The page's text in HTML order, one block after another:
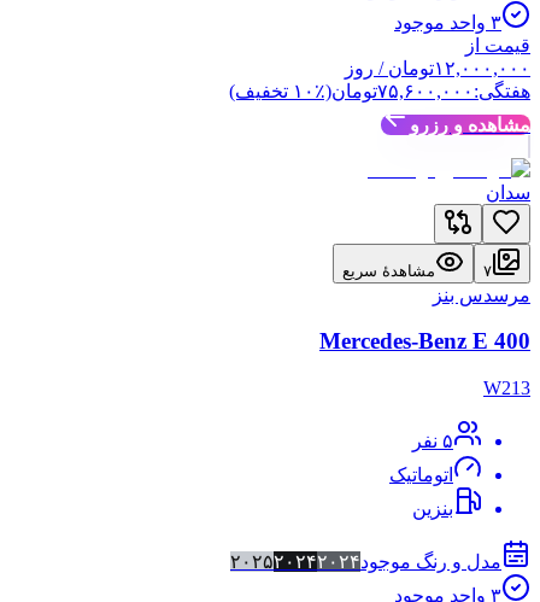
۳ واحد موجود
قیمت از
۱۲,۰۰۰,۰۰۰تومان / روز
هفتگی: ۷۵,۶۰۰,۰۰۰تومان(٪ ۱۰ تخفیف)
مشاهده و رزرو
سدان
۷ مشاهدهٔ سریع
مرسدس بنز
Mercedes-Benz E 400
W213
۵ نفر
اتوماتیک
بنزین
مدل و رنگ موجود ۲۰۲۵۲۰۲۴۲۰۲۴
۳ واحد موجود